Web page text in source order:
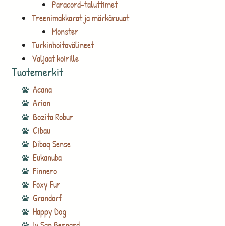
Paracord-taluttimet
Treenimakkarat ja märkäruuat
Monster
Turkinhoitovälineet
Valjaat koirille
Tuotemerkit
Acana
Arion
Bozita Robur
Cibau
Dibaq Sense
Eukanuba
Finnero
Foxy Fur
Grandorf
Happy Dog